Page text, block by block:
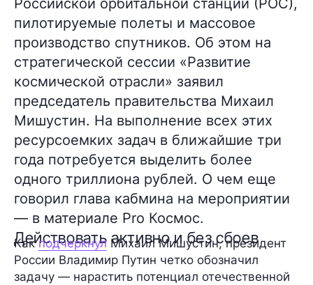
Российской орбитальной станции (РОС),
пилотируемые полеты и массовое
производство спутников. Об этом на
стратегической сессии «Развитие
космической отрасли» заявил
председатель правительства Михаил
Мишустин. На выполнение всех этих
ресурсоемких задач в ближайшие три
года потребуется выделить более
одного триллиона рублей. О чем еще
говорил глава кабмина на мероприятии
— в материале Pro Космос.
Действовать активно и без сбоев
Какподчеркнул Михаил Мишустин, президент
России Владимир Путин четко обозначил
задачу — нарастить потенциал отечественной